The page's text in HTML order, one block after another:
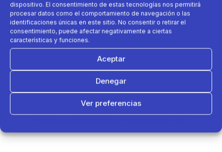
dispositivo. El consentimiento de estas tecnologías nos permitirá
procesar datos como el comportamiento de navegación o las
identificaciones únicas en este sitio. No consentir o retirar el
consentimiento, puede afectar negativamente a ciertas
características y funciones.
Aceptar
Denegar
Ver preferencias